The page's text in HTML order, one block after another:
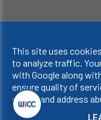
Confidentialité
This site uses
to analyze traffic.
with Google along
ensure quality of
detect and address